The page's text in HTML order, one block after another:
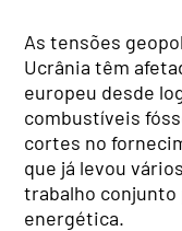
As tensões
Ucrânia têm
europeu desde
combustíveis
cortes no
que já levou
trabalho
energética.